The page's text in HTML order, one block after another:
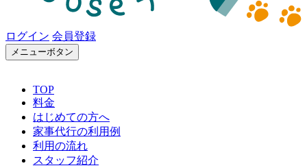
ログイン 会員登録
メニューボタン
TOP
料金
はじめての方へ
家事代行の利用例
利用の流れ
スタッフ紹介